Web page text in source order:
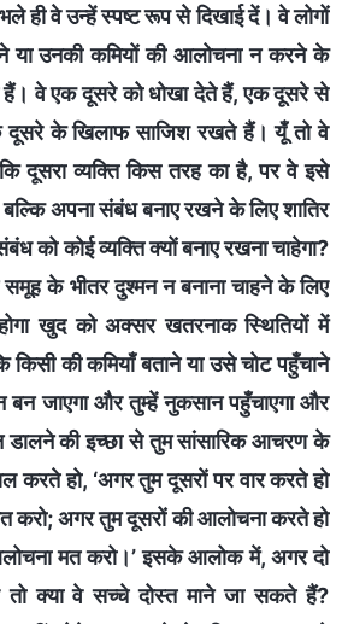
ही वे उन्हें स्पष्ट रूप से दिखाई दें। वे लोगों
या उनकी कमियों की आलोचना न करने के
हैं। वे एक दूसरे को धोखा देते हैं, एक दूसरे से
दूसरे के खिलाफ साजिश रखते हैं। यूँ तो वे
दूसरा व्यक्ति किस तरह का है, पर वे इसे
अपना संबंध बनाए रखने के लिए शातिर
को कोई व्यक्ति क्यों बनाए रखना चाहेगा?
के भीतर दुश्मन न बनाना चाहने के लिए
खुद को अक्सर खतरनाक स्थितियों में
की कमियाँ बताने या उसे चोट पहुँचाने
बन जाएगा और तुम्हें नुकसान पहुँचाएगा और
डालने की इच्छा से तुम सांसारिक आचरण के
करते हो, ‘अगर तुम दूसरों पर वार करते हो
करो; अगर तुम दूसरों की आलोचना करते हो
मत करो।’ इसके आलोक में, अगर दो
तो क्या वे सच्चे दोस्त माने जा सकते हैं?